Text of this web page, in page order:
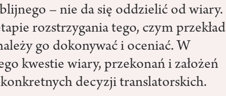
– nie da się oddzielić od wiary.
rozstrzygania tego, czym przekład
go dokonywać i oceniać. W
kwestie wiary, przekonań i założeń
decyzji translatorskich.